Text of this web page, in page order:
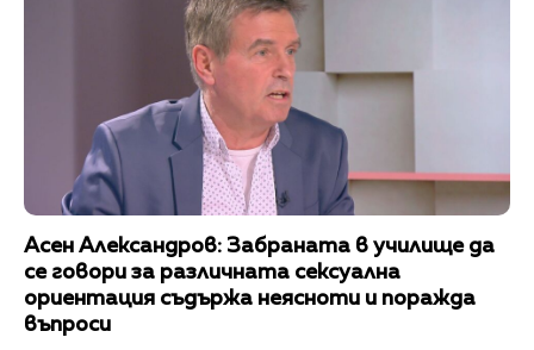
Асен Александров: Забраната в училище да
се говори за различната сексуална
ориентация съдържа неясноти и поражда
въпроси